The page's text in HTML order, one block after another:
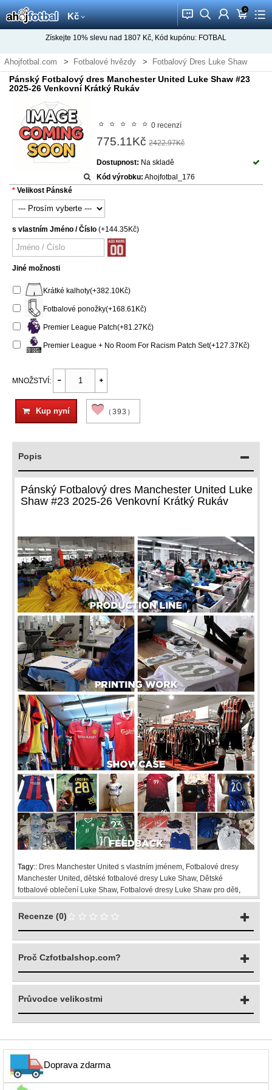
Kč 󰂱 󰂨 󰃳 0
󰃦 󰃖
Získejte 10% slevu nad 1807 Kč, Kód kupónu: FOTBAL
Ahojfotbal.com Fotbalové hvězdy Fotbalový Dres Luke Shaw
Pánský Fotbalový dres Manchester United Luke Shaw #23
2025-26 Venkovní Krátký Rukáv
0 recenzí
775.11Kč 2422.97Kč
Dostupnost: Na skladě
Kód výrobku: Ahojfotbal_176
Velikost Pánské
s vlastním Jméno / Číslo (+144.35Kč)
Jiné možnosti
Krátké kalhoty(+382.10Kč)
Fotbalové ponožky(+168.61Kč)
Premier League Patch(+81.27Kč)
Premier League + No Room For Racism Patch Set(+127.37Kč)
MNOŽSTVÍ:
Kup nyní （393）
Popis
Pánský Fotbalový dres Manchester United Luke
Shaw #23 2025-26 Venkovní Krátký Rukáv
Tagy:: Dres Manchester United s vlastním jménem Fotbalové dresy
Manchester United dětské fotbalové dresy Luke Shaw, Dětské
fotbalové oblečení Luke Shaw, Fotbalové dresy Luke Shaw pro děti
Recenze (0)
Proč Czfotbalshop.com?
Průvodce velikostmi
Doprava zdarma